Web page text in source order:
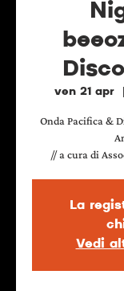
ven 21 apr
Onda Pacifica &
// a cura di
La
Vedi